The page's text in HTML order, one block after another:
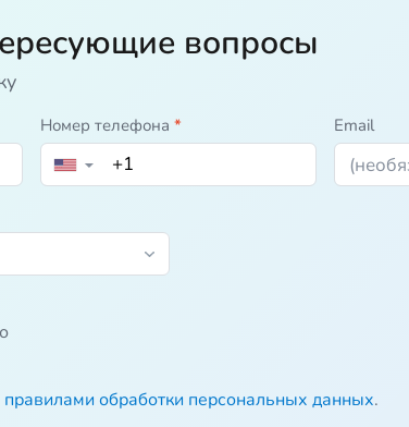
вопросы
Номер телефона*
▼
Email
правилами обработки персональных данных.